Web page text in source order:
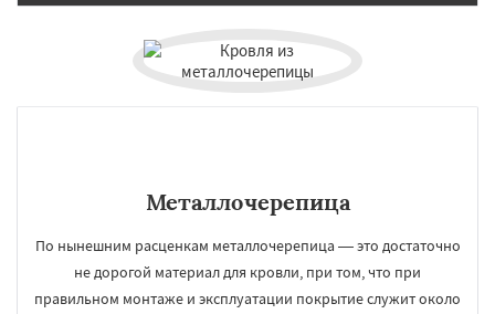
Металлочерепица
По нынешним расценкам металлочерепица — это достаточно
не дорогой материал для кровли, при том, что при
правильном монтаже и эксплуатации покрытие служит около